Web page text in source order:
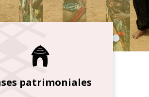
patrimoniales